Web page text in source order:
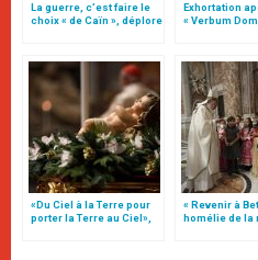
La guerre, c’est faire le
choix « de Caïn », déplore
Exhortation
« Verbum
«Du Ciel à la Terre pour
porter la Terre au Ciel»,
« Revenir à
homélie de la
Noël (texte